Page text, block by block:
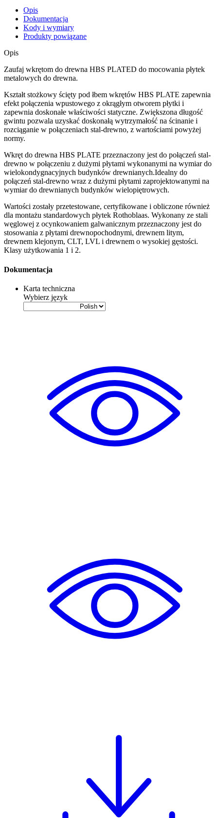
Opis
Dokumentacja
Kody i wymiary
Produkty powiązane
Opis
Zaufaj wkrętom do drewna HBS PLATED do mocowania płytek
metalowych do drewna.
Kształt stożkowy ścięty pod łbem wkrętów HBS PLATE zapewnia
efekt połączenia wpustowego z okrągłym otworem płytki i
zapewnia doskonałe właściwości statyczne. Zwiększona długość
gwintu pozwala uzyskać doskonałą wytrzymałość na ścinanie i
rozciąganie w połączeniach stal-drewno, z wartościami powyżej
normy.
Wkręt do drewna HBS PLATE przeznaczony jest do połączeń stal-
drewno w połączeniu z dużymi płytami wykonanymi na wymiar do
wielokondygnacyjnych budynków drewnianych.Idealny do
połączeń stal-drewno wraz z dużymi płytami zaprojektowanymi na
wymiar do drewnianych budynków wielopiętrowych.
Wartości zostały przetestowane, certyfikowane i obliczone również
dla montażu standardowych płytek Rothoblaas. Wykonany ze stali
węglowej z ocynkowaniem galwanicznym przeznaczony jest do
stosowania z płytami drewnopochodnymi, drewnem litym,
drewnem klejonym, CLT, LVL i drewnem o wysokiej gęstości.
Klasy użytkowania 1 i 2.
Dokumentacja
Karta techniczna
Wybierz język